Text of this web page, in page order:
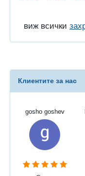
виж всички
Клиентите за нас
gosho goshev